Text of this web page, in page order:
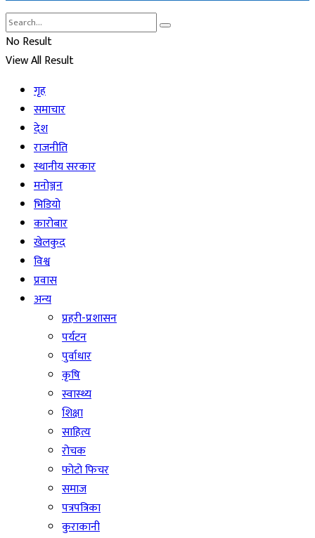
No Result
View All Result
गृह
समाचार
देश
राजनीति
स्थानीय सरकार
मनोञ्जन
भिडियो
कारोबार
खेलकुद
विश्व
प्रवास
अन्य
प्रहरी-प्रशासन
पर्यटन
पुर्वाधार
कृषि
स्वास्थ्य
शिक्षा
साहित्य
रोचक
फोटो फिचर
समाज
पत्रपत्रिका
कुराकानी